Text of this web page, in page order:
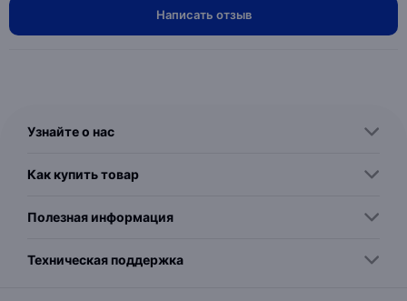
Написать отзыв
Узнайте о нас
Как купить товар
Полезная информация
Техническая поддержка